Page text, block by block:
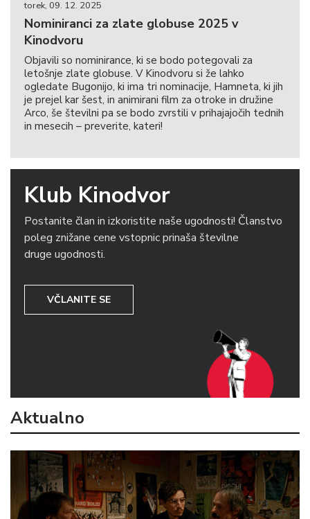
torek, 09. 12. 2025
Nominiranci za zlate globuse 2025 v
Kinodvoru
Objavili so nominirance, ki se bodo potegovali za
letošnje zlate globuse. V Kinodvoru si že lahko
ogledate Bugonijo, ki ima tri nominacije, Hamneta, ki jih
je prejel kar šest, in animirani film za otroke in družine
Arco, še številni pa se bodo zvrstili v prihajajočih tednih
in mesecih – preverite, kateri!
Klub Kinodvor
Postanite član in izkoristite naše ugodnosti! Članstvo
poleg znižane cene vstopnic prinaša številne
druge ugodnosti.
VČLANITE SE
Aktualno